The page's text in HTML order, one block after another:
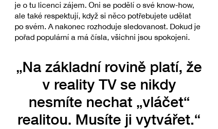
je o tu licenci zájem. Oni se podělí o své know-how,
ale také respektují, když si něco potřebujete udělat
po svém. A nakonec rozhoduje sledovanost. Dokud je
pořad populární a má čísla, všichni jsou spokojeni.
„Na základní rovině platí, že
v reality TV se nikdy
nesmíte nechat „vláčet“
realitou. Musíte ji vytvářet.“